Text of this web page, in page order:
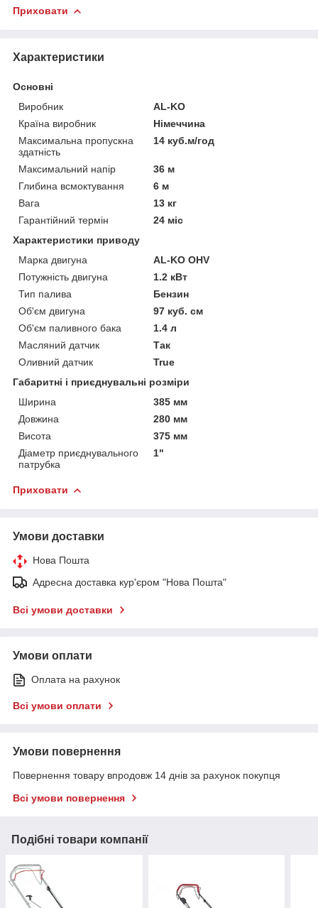
Приховати
Характеристики
Основні
Виробник
AL-KO
Країна виробник
Німеччина
Максимальна пропускна
здатність
14 куб.м/год
Максимальний напір
36 м
Глибина всмоктування
6 м
Вага
13 кг
Гарантійний термін
24 міс
Характеристики приводу
Марка двигуна
AL-KO OHV
Потужність двигуна
1.2 кВт
Тип палива
Бензин
Об'єм двигуна
97 куб. см
Об'єм паливного бака
1.4 л
Масляний датчик
Так
Оливний датчик
True
Габаритні і приєднувальні розміри
Ширина
385 мм
Довжина
280 мм
Висота
375 мм
Діаметр приєднувального
патрубка
1"
Приховати
Умови доставки
Нова Пошта
Адресна доставка кур'єром "Нова Пошта"
Всі умови доставки
Умови оплати
Оплата на рахунок
Всі умови оплати
Умови повернення
Повернення товару впродовж 14 днів за рахунок покупця
Всі умови повернення
Подібні товари компанії